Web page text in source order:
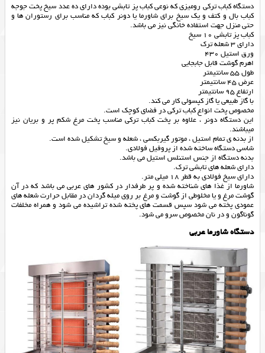
دستگاه کباب ترکی رومیزی که نوعی کباب پز تابشی بوده دارای ده عدد سیخ پخت جوجه
کباب بال و کتف و یک سیخ برای شاورما یا دونر کباب که مناسب برای رستوران ها و
حتی منزل جهت استفاده خانگی نیز می باشد.
کباب پز تابشی 10 سیخ
دارای 3 شعله ترک
ورق استیل 430
اهرم گوشت قابل جابجایی
طول 55 سانتیمتر
عرض 45 سانتیمتر
ارتفاع 95 سانتیمتر
با گاز طبیعی یا گاز کپسولی کار می کند.
مخصوص پخت انواع کباب ترکی در فضای کوچک است.
این دستگاه دونر ، علاوه بر پخت کباب ترکی مناسب پخت مرغ شکم پر و بریان نیز
میباشند.
از بدنه ی تمام استیل ، موتور گیربکسی ، شعله و سیخ تشکیل شده‌ است.
شاسی دستگاه ساخته شده از پروفیل فولادی.
بدنه دستگاه از جنس استنلس استیل می باشد.
دارای شعله های تابشی ترک.
دارای سیخ فولادی به قطر 18 میلی متر.
شاورما از غذا های شناخته شده و پر طرفدار در کشور های عربی می باشد که در آن
گوشت مرغ و یا مخلوطی از گوشت و مرغ بر روی میله گردان در مقابل حرارت شعله های
عمودی پخته می شود سپس قسمت های پخته شده تراشیده می شود و همراه مخلفات
گوناگون و در نان مخصوص سرو می شود.
دستگاه شاورما عربي